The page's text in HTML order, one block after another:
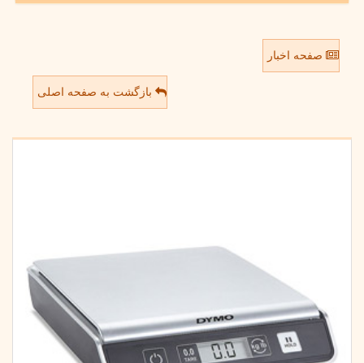
صفحه اخبار
بازگشت به صفحه اصلی